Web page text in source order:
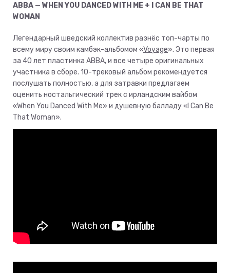
ABBA — WHEN YOU DANCED WITH ME + I CAN BE THAT
WOMAN
Легендарный шведский коллектив разнёс топ-чарты по
всему миру своим камбэк-альбомом «Voyage». Это первая
за 40 лет пластинка ABBA, и все четыре оригинальных
участника в сборе. 10-трековый альбом рекомендуется
послушать полностью, а для затравки предлагаем
оценить ностальгический трек с ирландским вайбом
«When You Danced With Me» и душевную балладу «I Can Be
That Woman».